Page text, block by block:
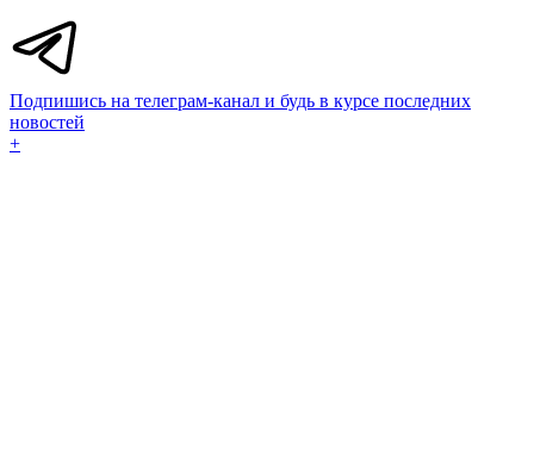
Подпишись на телеграм-канал и будь в курсе последних
новостей
+